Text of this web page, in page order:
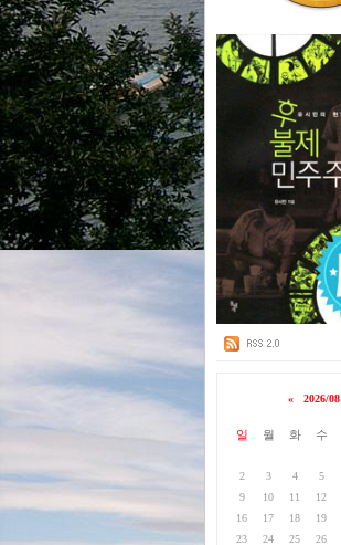
« 2026/08
일 월 화 수
2
3 4 5
9
10 11 12
16
17 18 19
23
24 25 26